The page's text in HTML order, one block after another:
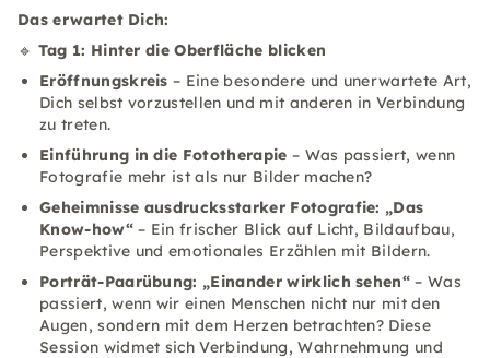
Das erwartet Dich:
🔹 Tag 1: Hinter die Oberfläche blicken
Eröffnungskreis – Eine besondere und unerwartete Art,
Dich selbst vorzustellen und mit anderen in Verbindung
zu treten.
Einführung in die Fototherapie – Was passiert, wenn
Fotografie mehr ist als nur Bilder machen?
Geheimnisse ausdrucksstarker Fotografie: „Das
Know-how“– Ein frischer Blick auf Licht, Bildaufbau,
Perspektive und emotionales Erzählen mit Bildern.
Porträt-Paarübung: „Einander wirklich sehen“ – Was
passiert, wenn wir einen Menschen nicht nur mit den
Augen, sondern mit dem Herzen betrachten? Diese
Session widmet sich Verbindung, Wahrnehmung und